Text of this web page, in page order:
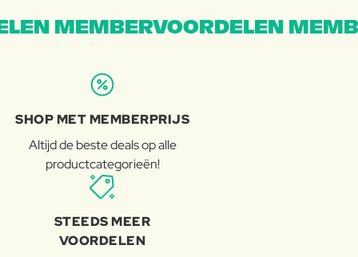
MEMBERVOORDELEN
SHOP MET MEMBERPRIJS
Altijd de beste deals op alle
productcategorieën!
STEEDS MEER
VOORDELEN